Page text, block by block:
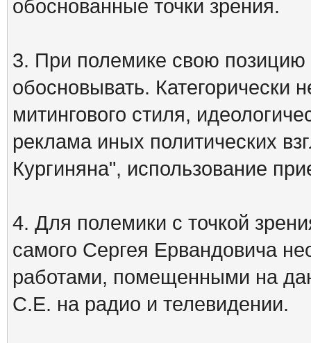
обоснованные точки зрения.
3. При полемике свою
обосновывать. Категорически
митингового стиля,
реклама иных политических
Кургиняна", использование
4. Для полемики с точкой
самого Сергея Ервандовича
работами, помещенными на
С.Е. на радио и телевидении.